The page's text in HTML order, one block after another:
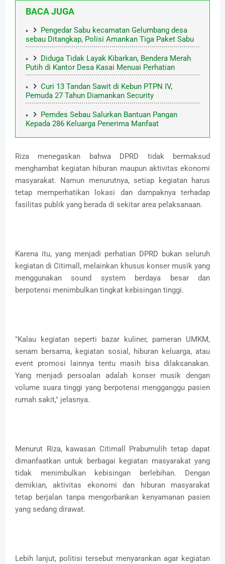
BACA JUGA
Pengedar Sabu kecamatan Gelumbang desa
sebau Ditangkap, Polisi Amankan Tiga Paket Sabu
Diduga Tidak Layak Kibarkan, Bendera Merah
Putih di Kantor Desa Kasai Menuai Perhatian
Curi 13 Tandan Sawit di Kebun PTPN IV,
Pemuda 27 Tahun Diamankan Security
Pemdes Sebau Salurkan Bantuan Pangan
Kepada 286 Keluarga Penerima Manfaat
Riza menegaskan bahwa DPRD tidak bermaksud
menghambat kegiatan hiburan maupun aktivitas ekonomi
masyarakat. Namun menurutnya, setiap kegiatan harus
tetap memperhatikan lokasi dan dampaknya terhadap
fasilitas publik yang berada di sekitar area pelaksanaan.
Karena itu, yang menjadi perhatian DPRD bukan seluruh
kegiatan di Citimall, melainkan khusus konser musik yang
menggunakan sound system berdaya besar dan
berpotensi menimbulkan tingkat kebisingan tinggi.
"Kalau kegiatan seperti bazar kuliner, pameran UMKM,
senam bersama, kegiatan sosial, hiburan keluarga, atau
event promosi lainnya tentu masih bisa dilaksanakan.
Yang menjadi persoalan adalah konser musik dengan
volume suara tinggi yang berpotensi mengganggu pasien
rumah sakit," jelasnya.
Menurut Riza, kawasan Citimall Prabumulih tetap dapat
dimanfaatkan untuk berbagai kegiatan masyarakat yang
tidak menimbulkan kebisingan berlebihan. Dengan
demikian, aktivitas ekonomi dan hiburan masyarakat
tetap berjalan tanpa mengorbankan kenyamanan pasien
yang sedang dirawat.
Lebih lanjut, politisi tersebut menyarankan agar kegiatan